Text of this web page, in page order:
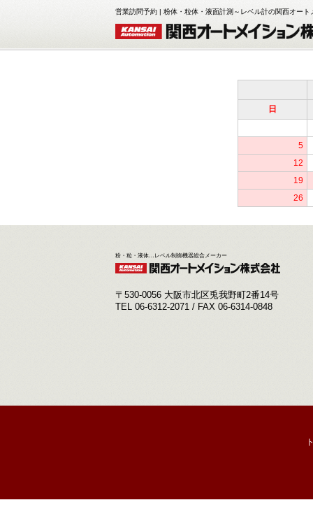
営業訪問予約 | 粉体・粒体・液面計測～レベル計の関西オート
日
5
12
19
26
粉・粒・液体…レベル制御機器総合メーカー
〒530-0056 大阪市北区兎我野町2番14号
TEL 06-6312-2071 / FAX 06-6314-0848